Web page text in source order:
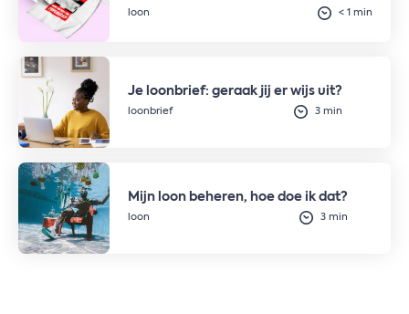
loon < 1 min
Je loonbrief: geraak jij er wijs uit?
loonbrief 3 min
Mijn loon beheren, hoe doe ik dat?
loon 3 min